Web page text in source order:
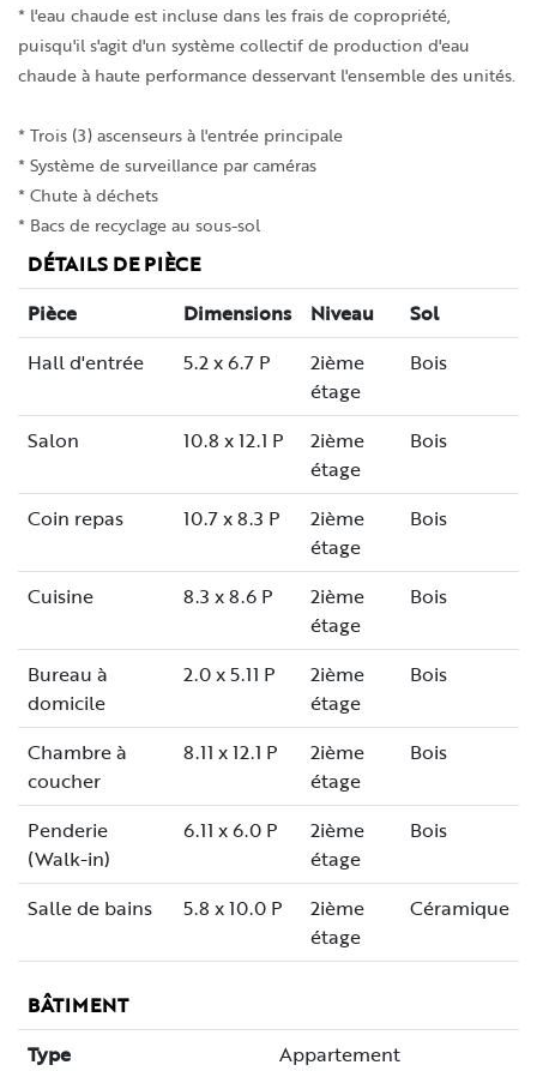
* l'eau chaude est incluse dans les frais de copropriété,
puisqu'il s'agit d'un système collectif de production d'eau
chaude à haute performance desservant l'ensemble des unités.
* Trois (3) ascenseurs à l'entrée principale
* Système de surveillance par caméras
* Chute à déchets
* Bacs de recyclage au sous-sol
DÉTAILS DE PIÈCE
Pièce
Dimensions Niveau
Sol
Hall d'entrée
5.2 x 6.7 P
2ième
étage
Bois
Salon 10.8 x 12.1 P
2ième
étage
Bois
Coin repas 10.7 x 8.3 P
2ième
étage
Bois
Cuisine 8.3 x 8.6 P
2ième
étage
Bois
Bureau à
domicile
2.0 x 5.11 P
2ième
étage
Bois
Chambre à
coucher
8.11 x 12.1 P
2ième
étage
Bois
Penderie
(Walk-in)
6.11 x 6.0 P
2ième
étage
Bois
Salle de bains 5.8 x 10.0 P
2ième
étage
Céramique
BÂTIMENT
Type
Appartement